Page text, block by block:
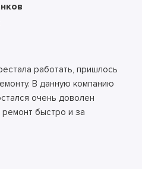
работать, пришлось
В данную компанию
очень доволен
быстро и за